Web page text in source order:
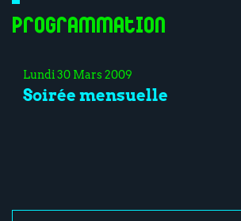
Programmation
Lundi 30 Mars 2009
Soirée mensuelle